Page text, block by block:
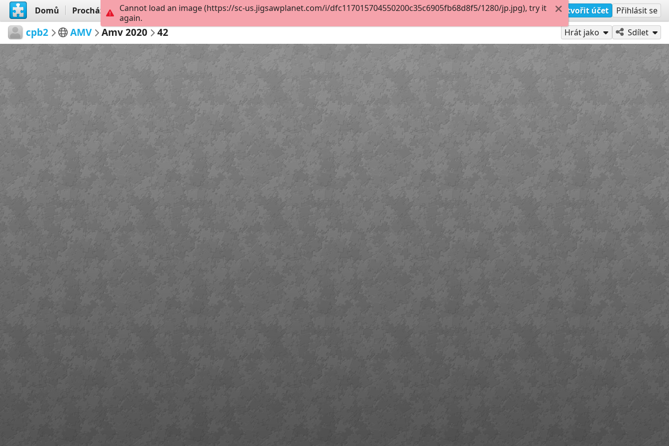
Domů Procházet Vytvořit Vytvořit účet Přihlásit se
cpb2 AMV Amv 2020 42 Hrát jako Sdílet
Cannot load an image (https://sc-us.jigsawplanet.com/i/dfc117015704550200c35c6905fb68d8f5/1280/jp.jpg), try it
again.